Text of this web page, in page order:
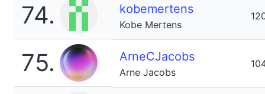
74. kobemertens
Kobe Mertens
75. ArneCJacobs
Arne Jacobs